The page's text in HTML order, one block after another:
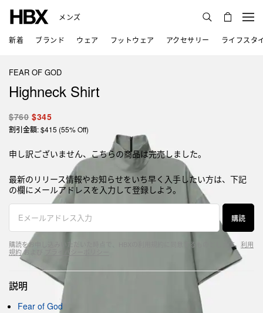
メンズ
新着 ブランド ウェア フットウェア アクセサリー ライフスタ
FEAR OF GOD
Highneck Shirt
$760 $345
割引金額: $415 (55% Off)
申し訳ございません、こちらの商品は完売しました。
最新のリリース情報やお知らせをいち早く入手したい方は、下記
の欄にメールアドレスを入力して登録しよう。
購読
購読をお申し込みいただいた時点で、HBXの利用規約に同意するものとします。 利用
規約および
説明
Fear of God